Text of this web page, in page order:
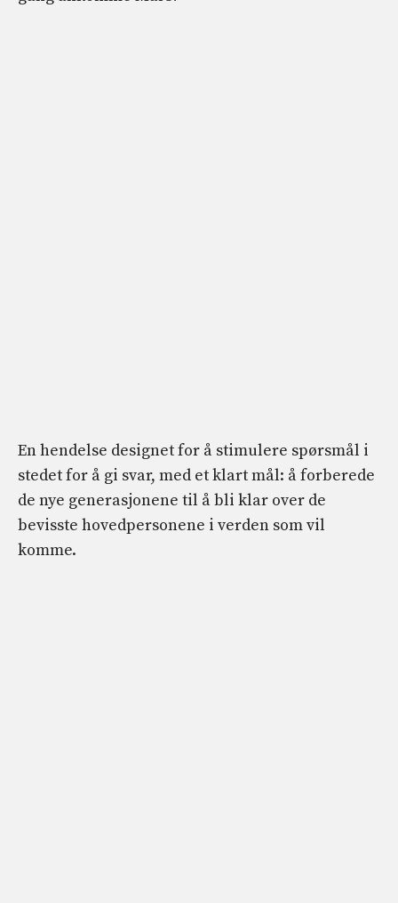
En hendelse designet for å stimulere spørsmål i
stedet for å gi svar, med et klart mål: å forberede
de nye generasjonene til å bli klar over de
bevisste hovedpersonene i verden som vil
komme.